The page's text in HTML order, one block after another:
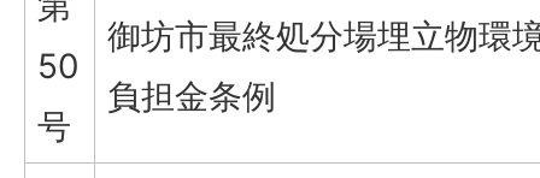
50
号
御坊市最終処分場埋立物環
負担金条例